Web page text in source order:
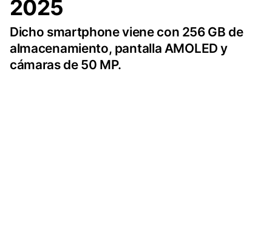
2025
Dicho smartphone viene con 256 GB de
almacenamiento, pantalla AMOLED y
cámaras de 50 MP.